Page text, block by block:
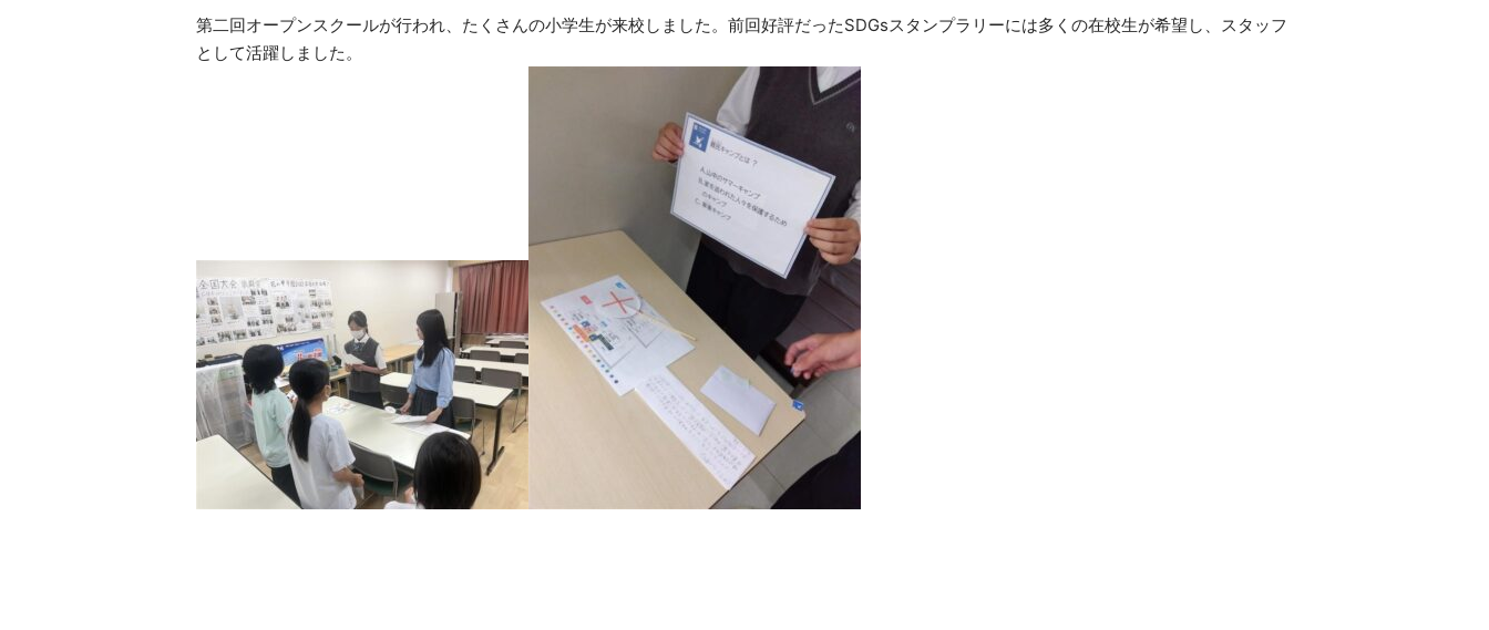
第二回オープンスクールが行われ、たくさんの小学生が来校しました。前回好評だったSDGsスタンプラリーには多くの在校生が希望し、スタッフ
として活躍しました。